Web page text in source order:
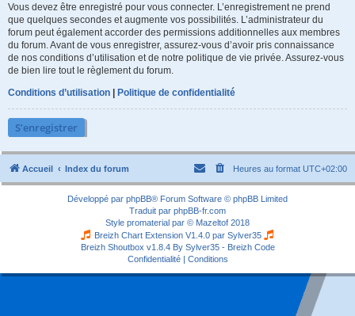
Vous devez être enregistré pour vous connecter. L’enregistrement ne prend
que quelques secondes et augmente vos possibilités. L’administrateur du
forum peut également accorder des permissions additionnelles aux membres
du forum. Avant de vous enregistrer, assurez-vous d’avoir pris connaissance
de nos conditions d’utilisation et de notre politique de vie privée. Assurez-vous
de bien lire tout le règlement du forum.
Conditions d’utilisation | Politique de confidentialité
S’enregistrer
Accueil Index du forum Heures au format UTC+02:00
Développé par phpBB® Forum Software © phpBB Limited
Traduit par phpBB-fr.com
Style promaterial par © Mazeltof 2018
Breizh Chart Extension V1.4.0 par Sylver35
Breizh Shoutbox v1.8.4 By Sylver35 - Breizh Code
Confidentialité| Conditions